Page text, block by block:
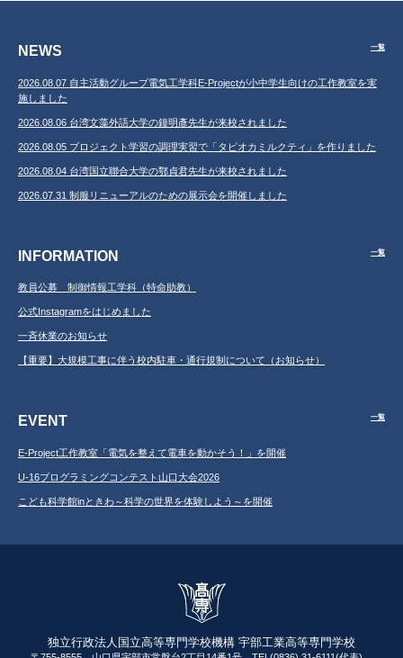
NEWS 一覧
2026.08.07 自主活動グループ電気工学科E-Projectが小中学生向けの工作教室を実
施しました
2026.08.06 台湾文藻外語大学の鐘明彥先生が来校されました
2026.08.05 プロジェクト学習の調理実習で「タピオカミルクティ」を作りました
2026.08.04 台湾国立聯合大学の鄂貞君先生が来校されました
2026.07.31 制服リニューアルのための展示会を開催しました
INFORMATION 一覧
教員公募 制御情報工学科（特命助教）
公式Instagramをはじめました
一斉休業のお知らせ
【重要】大規模工事に伴う校内駐車・通行規制について（お知らせ）
EVENT 一覧
E-Project工作教室「電気を整えて電車を動かそう！」を開催
U-16プログラミングコンテスト山口大会2026
こども科学館inときわ～科学の世界を体験しよう～を開催
独立行政法人国立高等専門学校機構 宇部工業高等専門学校